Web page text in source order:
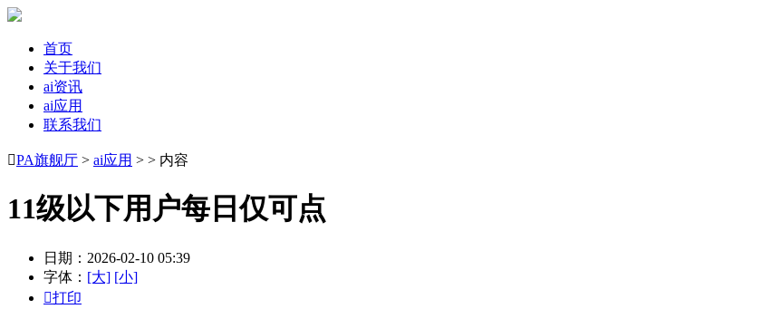
首页
关于我们
ai资讯
ai应用
联系我们
PA旗舰厅 > ai应用 > > 内容
11级以下用户每日仅可点
日期：2026-02-10 05:39
字体： [大] [小]
打印